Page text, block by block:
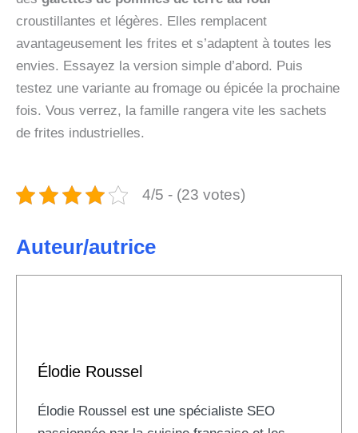
croustillantes et légères. Elles remplacent
avantageusement les frites et s’adaptent à toutes les
envies. Essayez la version simple d’abord. Puis
testez une variante au fromage ou épicée la prochaine
fois. Vous verrez, la famille rangera vite les sachets
de frites industrielles.
4/5 - (23 votes)
Auteur/autrice
Élodie Roussel
Élodie Roussel est une spécialiste SEO